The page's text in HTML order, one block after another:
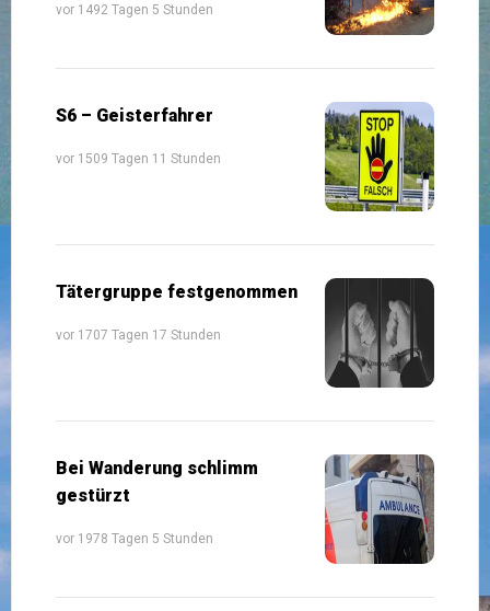
vor 1492 Tagen 5 Stunden
S6 – Geisterfahrer
vor 1509 Tagen 11 Stunden
Tätergruppe festgenommen
vor 1707 Tagen 17 Stunden
Bei Wanderung schlimm
gestürzt
vor 1978 Tagen 5 Stunden